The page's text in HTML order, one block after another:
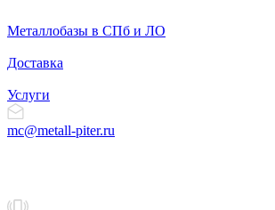
Металлобазы в СПб и ЛО
Доставка
Услуги
mc@metall-piter.ru